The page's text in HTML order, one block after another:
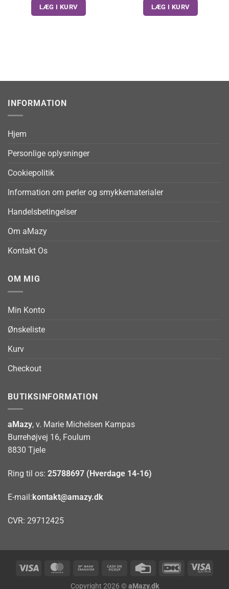
LÆG I KURV LÆG I KURV
INFORMATION
Hjem
Personlige oplysninger
Cookiepolitik
Information om perler og smykkematerialer
Handelsbetingelser
Om aMazy
Kontakt Os
OM MIG
Min Konto
Ønskeliste
Kurv
Checkout
BUTIKSINFORMATION
aMazy, v. Marie Michelsen Kampas
Burrehøjvej 16, Foulum
8830 Tjele
Ring til os: 25788697 (Hverdage 14-16)
E-mail:kontakt@amazy.dk
CVR: 29712425
Visa MasterCardBank
Cash
Credit
DanKort Visa
Copyright 2026 ©aMazy.dk